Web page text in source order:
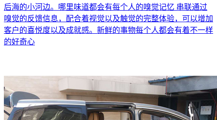
后海的小河边。哪里味道都会有每个人的嗅觉记忆 串联通过
嗅觉的反馈信息，配合着视觉以及触觉的完整体验，可以增加
客户的喜悦度以及成就感。新鲜的事物每个人都会有着不一样
的好奇心